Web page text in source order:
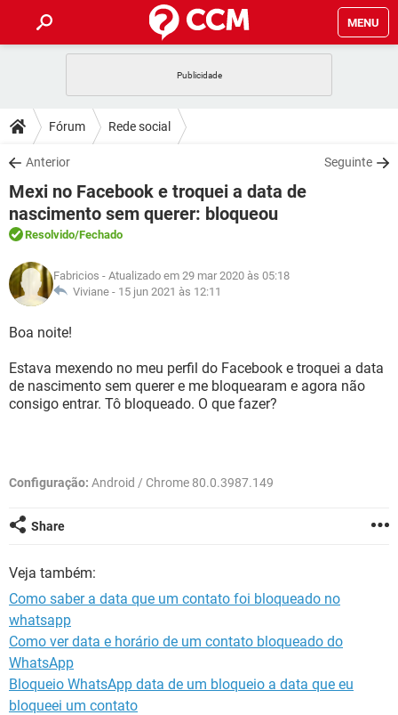
MENU
CELULAR
OUTLOOK
INSTAGRAM GMAIL
GUIA DE COMPRAS
DICAS
JOGOS
OUTLOOK EXCEL
INSTAGRAM
GUIA DE COMPRAS
DOWNLOADS
JOGOS WHATSAPP
CELULAR FACEBOOK
INSTAGRAM GMAIL
FÓRUM
JOGOS
CELULAR FACEBOOK
OUTLOOK EXCEL
INSTAGRAM
JOGOS WHATSAPP
INSTAGRAM GMAIL
GUIA DE COMPRAS
Fórum Rede social
Anterior Seguinte
Mexi no Facebook e troquei a data de
nascimento sem querer: bloqueou
Resolvido/Fechado
Fabricios - Atualizado em 29 mar 2020 às 05:18
Viviane - 15 jun 2021 às 12:11
Boa noite!
Estava mexendo no meu perfil do Facebook e troquei a data
de nascimento sem querer e me bloquearam e agora não
consigo entrar. Tô bloqueado. O que fazer?
Configuração: Android / Chrome 80.0.3987.149
Share
Veja também:
Como saber a data que um contato foi bloqueado no
whatsapp
Como ver data e horário de um contato bloqueado do
WhatsApp
Bloqueio WhatsApp data de um bloqueio a data que eu
bloqueei um contato